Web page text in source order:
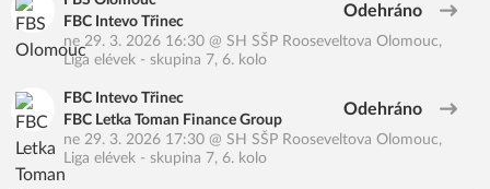
FBC Intevo Třinec
Odehráno
ne 29. 3. 2026 16:30 @ SH SŠP Rooseveltova Olomouc,
Liga elévek - skupina 7, 6. kolo
FBC Intevo Třinec
FBC Letka Toman Finance Group
Odehráno
ne 29. 3. 2026 17:30 @ SH SŠP Rooseveltova Olomouc,
Liga elévek - skupina 7, 6. kolo